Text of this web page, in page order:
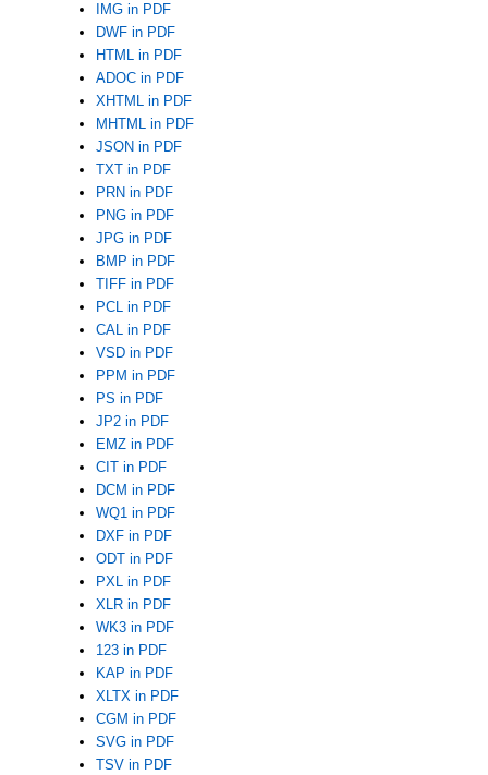
IMG in PDF
DWF in PDF
HTML in PDF
ADOC in PDF
XHTML in PDF
MHTML in PDF
JSON in PDF
TXT in PDF
PRN in PDF
PNG in PDF
JPG in PDF
BMP in PDF
TIFF in PDF
PCL in PDF
CAL in PDF
VSD in PDF
PPM in PDF
PS in PDF
JP2 in PDF
EMZ in PDF
CIT in PDF
DCM in PDF
WQ1 in PDF
DXF in PDF
ODT in PDF
PXL in PDF
XLR in PDF
WK3 in PDF
123 in PDF
KAP in PDF
XLTX in PDF
CGM in PDF
SVG in PDF
TSV in PDF